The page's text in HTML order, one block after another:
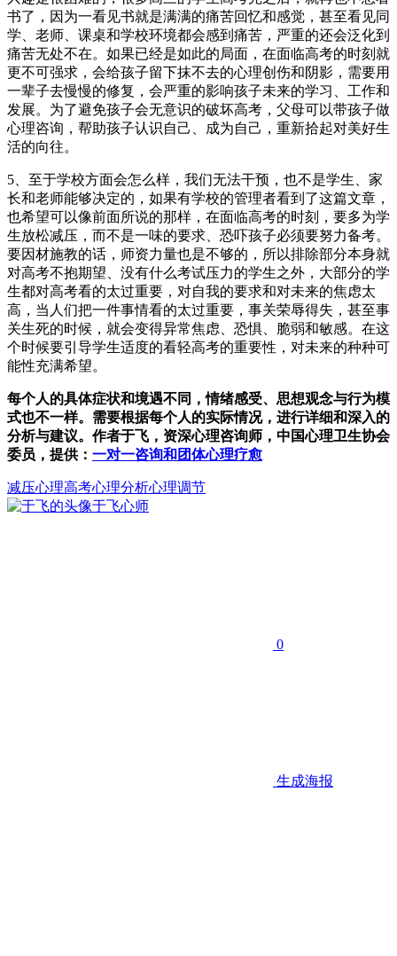
书了，因为一看见书就是满满的痛苦回忆和感觉，甚至看见同
学、老师、课桌和学校环境都会感到痛苦，严重的还会泛化到
痛苦无处不在。如果已经是如此的局面，在面临高考的时刻就
更不可强求，会给孩子留下抹不去的心理创伤和阴影，需要用
一辈子去慢慢的修复，会严重的影响孩子未来的学习、工作和
发展。为了避免孩子会无意识的破坏高考，父母可以带孩子做
心理咨询，帮助孩子认识自己、成为自己，重新拾起对美好生
活的向往。
5、至于学校方面会怎么样，我们无法干预，也不是学生、家
长和老师能够决定的，如果有学校的管理者看到了这篇文章，
也希望可以像前面所说的那样，在面临高考的时刻，要多为学
生放松减压，而不是一味的要求、恐吓孩子必须要努力备考。
要因材施教的话，师资力量也是不够的，所以排除部分本身就
对高考不抱期望、没有什么考试压力的学生之外，大部分的学
生都对高考看的太过重要，对自我的要求和对未来的焦虑太
高，当人们把一件事情看的太过重要，事关荣辱得失，甚至事
关生死的时候，就会变得异常焦虑、恐惧、脆弱和敏感。在这
个时候要引导学生适度的看轻高考的重要性，对未来的种种可
能性充满希望。
每个人的具体症状和境遇不同，情绪感受、思想观念与行为模
式也不一样。需要根据每个人的实际情况，进行详细和深入的
分析与建议。作者于飞，资深心理咨询师，中国心理卫生协会
委员，提供： 一对一咨询和团体心理疗愈
减压心理高考心理分析心理调节
于飞心师
0
生成海报